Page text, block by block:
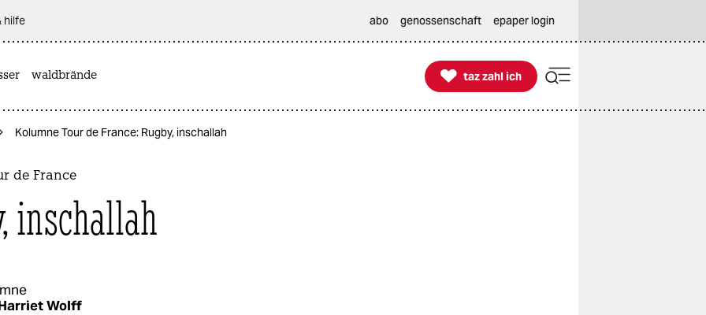
hilfe abo genossenschaft epaper login
waldbrände 
taz zahl ich
taz zahl ich
Kolumne Tour de France: Rugby, inschallah
de France
inschallah
Wolff